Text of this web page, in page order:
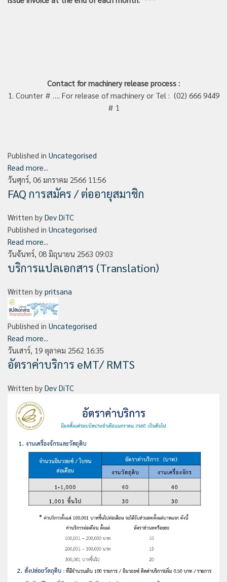
Contact for machinery release process :
1. Counter # …. For release of machinery or Tel : (02) 666 9449
# 1
Published in Uncategorised
Read more...
วันศุกร์, 06 มกราคม 2566 11:56
FAQ การสมัคร / ต่ออายุสมาชิก
Written by Dev DiTC
Published in Uncategorised
Read more...
วันจันทร์, 08 มิถุนายน 2563 09:03
บริการแปลเอกสาร (Translation)
Written by pritsana
Published in Uncategorised
Read more...
วันเสาร์, 19 ตุลาคม 2562 16:35
อัตราค่าบริการ eMT/ RMTS
Written by Dev DiTC